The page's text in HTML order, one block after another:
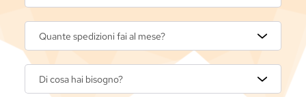
Quante spedizioni fai al mese?
Di cosa hai bisogno?